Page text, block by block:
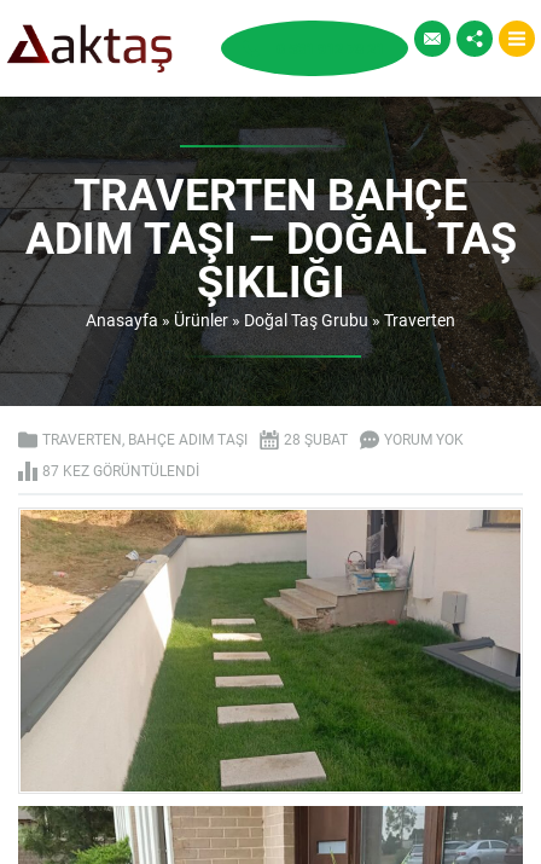
TRAVERTEN BAHÇE
ADIM TAŞI – DOĞAL TAŞ
ŞIKLIĞI
Anasayfa» Ürünler» Doğal Taş Grubu»Traverten
TRAVERTEN BAHÇE ADIM TAŞI 28 ŞUBAT
YORUM YOK
87 KEZ GÖRÜNTÜLENDI